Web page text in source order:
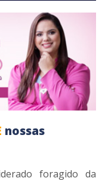
nossas
foragido da